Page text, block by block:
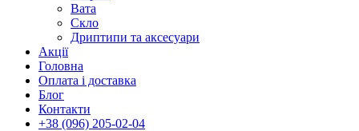
Вата
Скло
Дриптипи та аксесуари
Акції
Головна
Оплата і доставка
Блог
Контакти
+38 (096) 205-02-04